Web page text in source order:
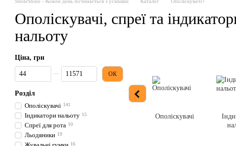
Ополіскувачі, спреї та
нальоту
Ополіскувачі
Ціна, грн
Від Ціна, грн
До Ціна, грн
ОК
Розділ
Ополіскувачі 141
Індикатори нальоту 15
Спреї для рота 10
Льодяники 19
16